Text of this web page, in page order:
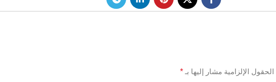
الحقول الإلزامية مشار إليها بـ *